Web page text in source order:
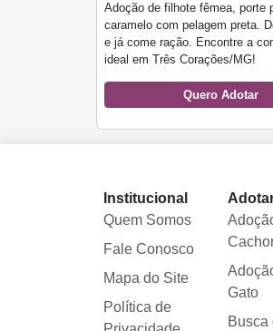
Adoção de filhote fêmea, porte
caramelo com pelagem preta.
e já come ração. Encontre a
ideal em Três Corações/MG!
Quero Adotar
Institucional
Quem Somos
Fale Conosco
Mapa do Site
Política de
Gato
Busca